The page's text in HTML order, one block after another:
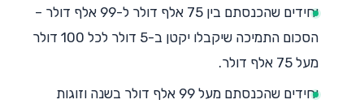
יחידים שהכנסתם בין 75 אלף דולר ל-99 אלף דולר –
הסכום התמיכה שיקבלו יקטן ב-5 דולר לכל 100 דולר
מעל 75 אלף דולר.
יחידים שהכנסתם מעל 99 אלף דולר בשנה וזוגות